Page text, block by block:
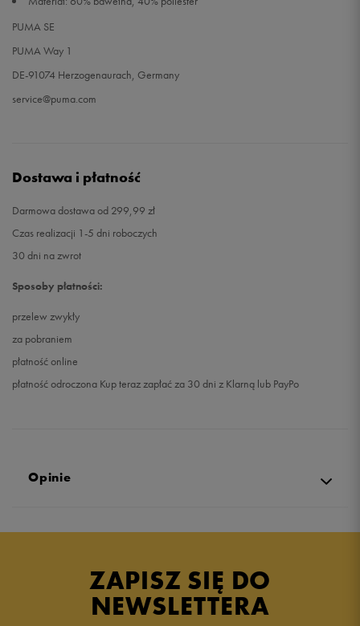
PUMA SE
PUMA Way 1
DE-91074 Herzogenaurach, Germany
service@puma.com
Dostawa i płatność
Darmowa dostawa od 299,99 zł
Czas realizacji 1-5 dni roboczych
30 dni na zwrot
Sposoby płatności:
przelew zwykły
za pobraniem
płatność online
płatność odroczona Kup teraz zapłać za 30 dni z Klarną lub PayPo
Opinie
ZAPISZ SIĘ DO
NEWSLETTERA